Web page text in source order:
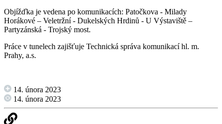
Objížďka je vedena po komunikacích: Patočkova - Milady
Horákové – Veletržní - Dukelských Hrdinů - U Výstaviště –
Partyzánská - Trojský most.
Práce v tunelech zajišťuje Technická správa komunikací hl. m.
Prahy, a.s.
14. února 2023
14. února 2023